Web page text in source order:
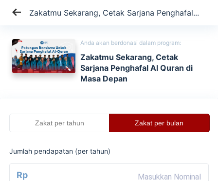
Zakatmu Sekarang, Cetak Sarjana Penghafal...
Anda akan berdonasi dalam program:
Zakatmu Sekarang, Cetak
Sarjana Penghafal Al Quran di
Masa Depan
Zakat per tahun Zakat per bulan
Jumlah pendapatan (pertahun)
Rp